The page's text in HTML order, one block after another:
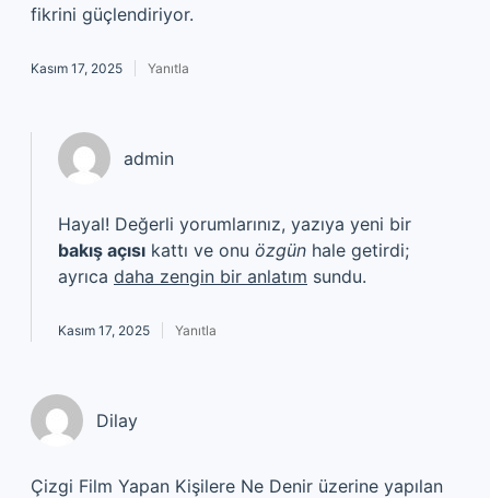
fikrini güçlendiriyor.
Kasım 17, 2025 Yanıtla
admin
Hayal! Değerli yorumlarınız, yazıya yeni bir
bakış açısı kattı ve onu özgün hale getirdi;
ayrıca daha zengin bir anlatım sundu.
Kasım 17, 2025 Yanıtla
Dilay
Çizgi Film Yapan Kişilere Ne Denir üzerine yapılan